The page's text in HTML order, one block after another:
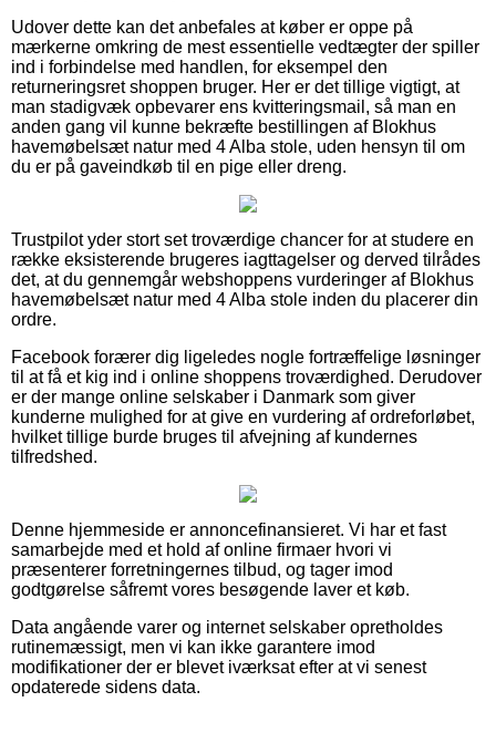
Udover dette kan det anbefales at køber er oppe på
mærkerne omkring de mest essentielle vedtægter der spiller
ind i forbindelse med handlen, for eksempel den
returneringsret shoppen bruger. Her er det tillige vigtigt, at
man stadigvæk opbevarer ens kvitteringsmail, så man en
anden gang vil kunne bekræfte bestillingen af Blokhus
havemøbelsæt natur med 4 Alba stole, uden hensyn til om
du er på gaveindkøb til en pige eller dreng.
Trustpilot yder stort set troværdige chancer for at studere en
række eksisterende brugeres iagttagelser og derved tilrådes
det, at du gennemgår webshoppens vurderinger af Blokhus
havemøbelsæt natur med 4 Alba stole inden du placerer din
ordre.
Facebook forærer dig ligeledes nogle fortræffelige løsninger
til at få et kig ind i online shoppens troværdighed. Derudover
er der mange online selskaber i Danmark som giver
kunderne mulighed for at give en vurdering af ordreforløbet,
hvilket tillige burde bruges til afvejning af kundernes
tilfredshed.
Denne hjemmeside er annoncefinansieret. Vi har et fast
samarbejde med et hold af online firmaer hvori vi
præsenterer forretningernes tilbud, og tager imod
godtgørelse såfremt vores besøgende laver et køb.
Data angående varer og internet selskaber opretholdes
rutinemæssigt, men vi kan ikke garantere imod
modifikationer der er blevet iværksat efter at vi senest
opdaterede sidens data.